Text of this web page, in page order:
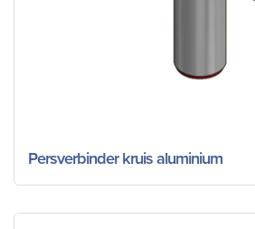
Persverbinder kruis aluminium